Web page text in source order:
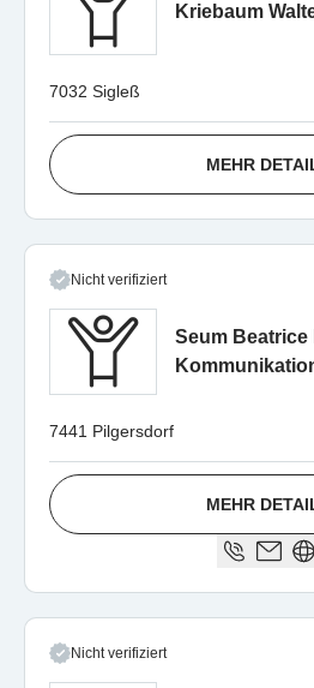
Kriebaum
7032 Sigleß
MEHR
Nicht verifiziert
Seum Beatrice
7441 Pilgersdorf
MEHR
Nicht verifiziert